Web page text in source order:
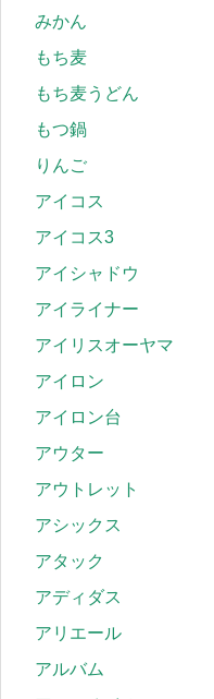
みかん
もち麦
もち麦うどん
もつ鍋
りんご
アイコス
アイコス3
アイシャドウ
アイライナー
アイリスオーヤマ
アイロン
アイロン台
アウター
アウトレット
アシックス
アタック
アディダス
アリエール
アルバム